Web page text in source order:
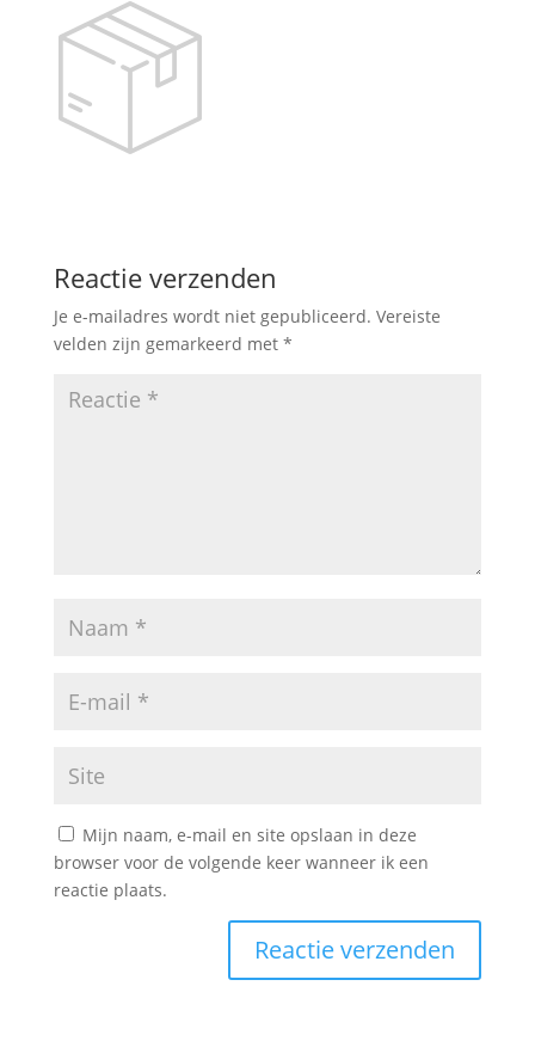
Reactie verzenden
Je e-mailadres wordt niet gepubliceerd. Vereiste
velden zijn gemarkeerd met *
Mijn naam, e-mail en site opslaan in deze
browser voor de volgende keer wanneer ik een
reactie plaats.